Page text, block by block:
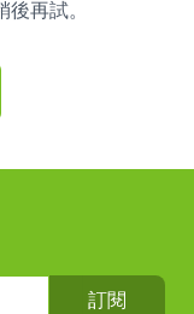
再試。
訂閱